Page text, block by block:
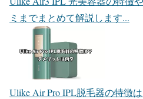
ミまでまとめて解説します...
Ulike Air Pro IPL脱毛器の特徴